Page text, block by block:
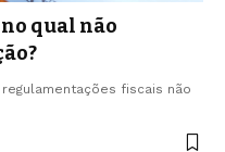
qual não
fiscais não